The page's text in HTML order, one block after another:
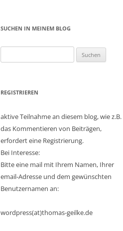
SUCHEN IN MEINEM BLOG
nach:
REGISTRIEREN
aktive Teilnahme an diesem blog, wie z.B.
das Kommentieren von Beiträgen,
erfordert eine Registrierung.
Bei Interesse:
Bitte eine mail mit Ihrem Namen, Ihrer
email-Adresse und dem gewünschten
Benutzernamen an:
wordpress(at)thomas-geilke.de